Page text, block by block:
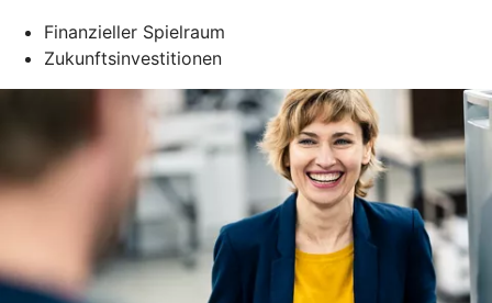
Finanzieller Spielraum
Zukunftsinvestitionen